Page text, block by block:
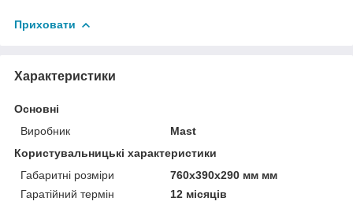
Приховати
Характеристики
Основні
Виробник
Mast
Користувальницькі характеристики
Габаритні розміри
760х390х290 мм мм
Гаратійний термін
12 місяців